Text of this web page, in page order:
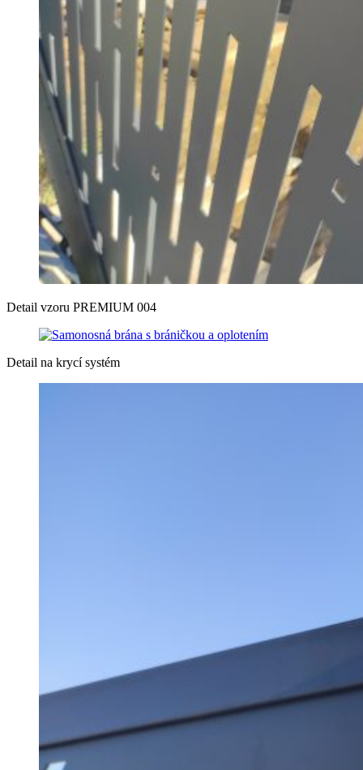
Detail vzoru PREMIUM 004
Detail na krycí systém